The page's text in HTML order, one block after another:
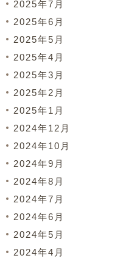
2025年7月
2025年6月
2025年5月
2025年4月
2025年3月
2025年2月
2025年1月
2024年12月
2024年10月
2024年9月
2024年8月
2024年7月
2024年6月
2024年5月
2024年4月